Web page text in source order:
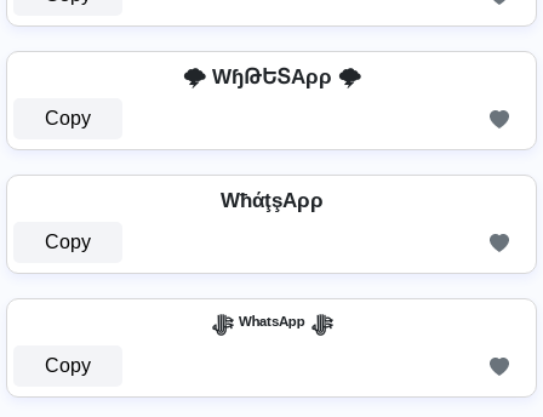
🌩️ WɧԹԵՏAρρ 🌩️
Copy
WħάţşAρρ
Copy
ﷻ ᵂʰᵃᵗˢᴬᵖᵖ ﷻ
Copy